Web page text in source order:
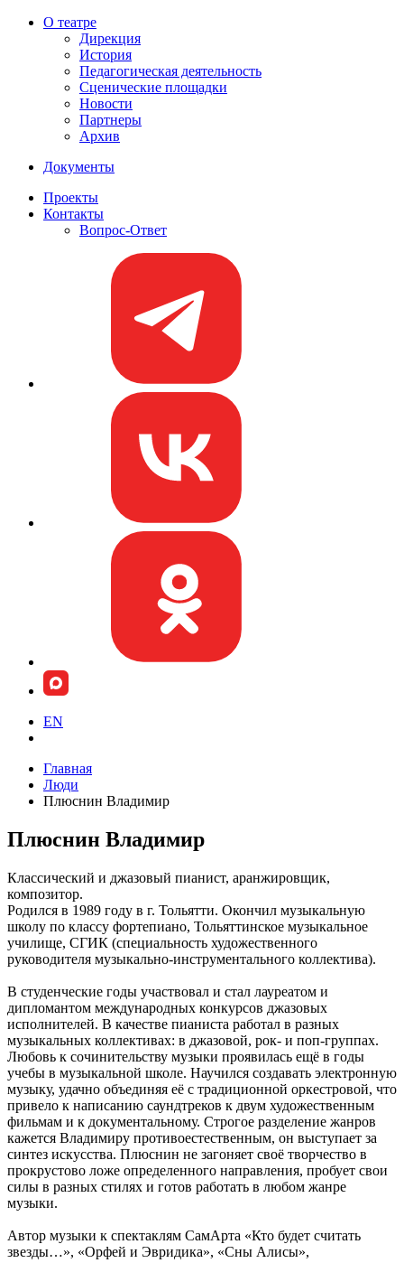
О театре
Дирекция
История
Педагогическая деятельность
Сценические площадки
Новости
Партнеры
Архив
Документы
Проекты
Контакты
Вопрос-Ответ
EN
Главная
Люди
Плюснин Владимир
Плюснин Владимир
Классический и джазовый пианист, аранжировщик,
композитор.
Родился в 1989 году в г. Тольятти. Окончил музыкальную
школу по классу фортепиано, Тольяттинское музыкальное
училище, СГИК (специальность художественного
руководителя музыкально-инструментального коллектива).
В студенческие годы участвовал и стал лауреатом и
дипломантом международных конкурсов джазовых
исполнителей. В качестве пианиста работал в разных
музыкальных коллективах: в джазовой, рок- и поп-группах.
Любовь к сочинительству музыки проявилась ещё в годы
учебы в музыкальной школе. Научился создавать электронную
музыку, удачно объединяя её с традиционной оркестровой, что
привело к написанию саундтреков к двум художественным
фильмам и к документальному. Строгое разделение жанров
кажется Владимиру противоестественным, он выступает за
синтез искусства. Плюснин не загоняет своё творчество в
прокрустово ложе определенного направления, пробует свои
силы в разных стилях и готов работать в любом жанре
музыки.
Автор музыки к спектаклям СамАрта «Кто будет считать
звезды…», «Орфей и Эвридика», «Сны Алисы»,